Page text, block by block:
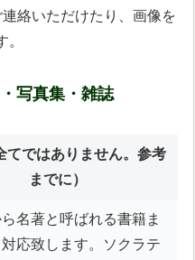
絡いただけたり、画像を
写真集・雑誌
てではありません。参考
までに）
名著と呼ばれる書籍ま
応致します。ソクラテ